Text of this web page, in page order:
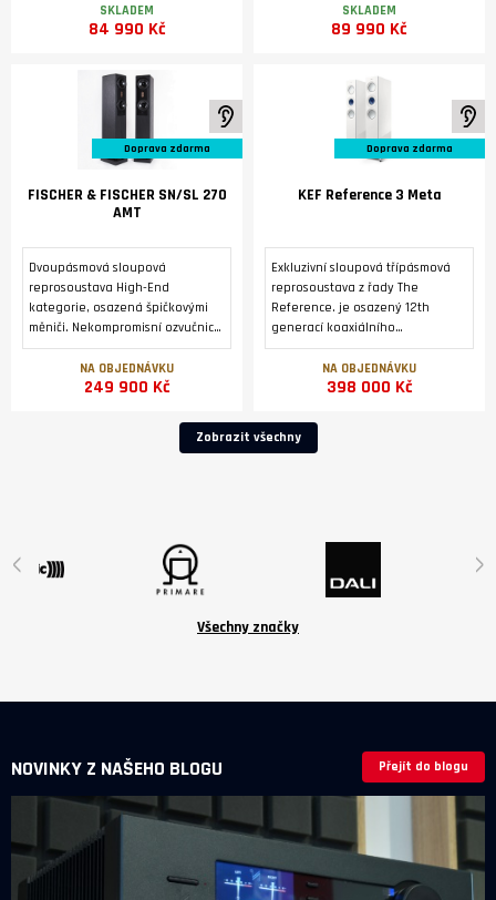
SKLADEM
84 990 Kč
převodníku DM36 a modulem
streameru SM35 Prisma.
SKLADEM
89 990 Kč
K poslechu ve studiu
Doprava zdarma
FISCHER & FISCHER SN/SL 270
AMT
Dvoupásmová sloupová
reprosoustava High-End
kategorie, osazená špičkovými
měniči. Nekompromisní ozvučnice
z masivní přírodní břidlice.
Zakázková výroba v Německu..
NA OBJEDNÁVKU
249 900 Kč
Doprava zdarma
KEF Reference 3 Meta
Exkluzivní sloupová třípásmová
reprosoustava z řady The
Reference. je osazený 12th
generací koaxiálního
reproduktoru Uni-Q® s
technologií MAT™ a dvojicí
basových reproduktorů o
uspořádaných kolem
reproduktoru Uni-Q .2 x 3 černé,
NA OBJEDNÁVKU
398 000 Kč
Zobrazit všechny
‹ ›
Všechny značky
NOVINKY Z NAŠEHO BLOGU Přejít do blogu